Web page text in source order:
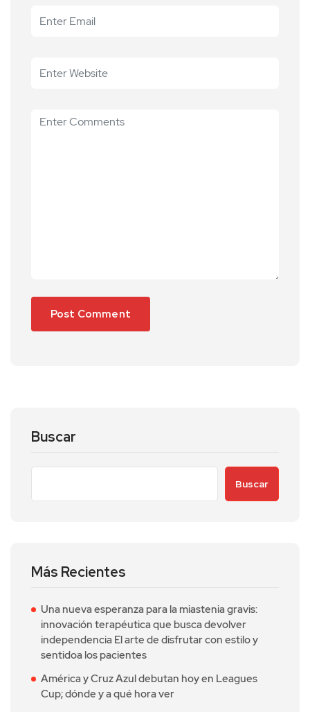
Buscar
Buscar
Más Recientes
Una nueva esperanza para la miastenia gravis:
innovación terapéutica que busca devolver
independencia El arte de disfrutar con estilo y
sentidoa los pacientes
América y Cruz Azul debutan hoy en Leagues
Cup; dónde y a qué hora ver